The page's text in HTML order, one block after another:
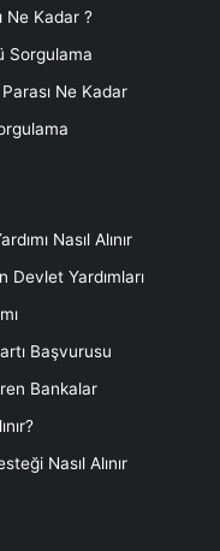
Ne Kadar ?
Sorgulama
Ne Kadar
Nasıl Alınır
Devlet Yardımları
Başvurusu
Bankalar
Nasıl Alınır